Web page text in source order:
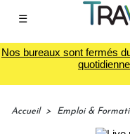
☰
Nos bureaux sont fermés
Accueil > Emploi &